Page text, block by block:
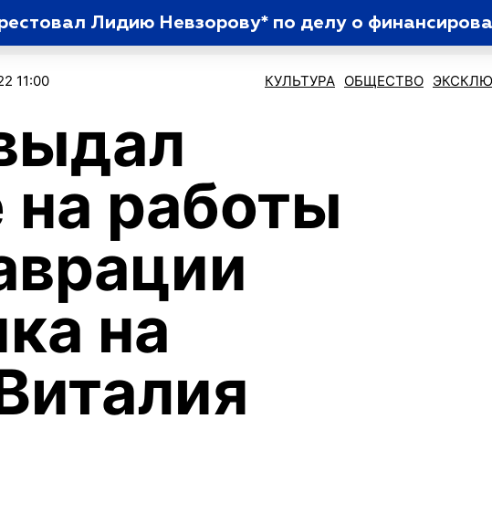
Лидию Невзорову* по делу о
11:00 КУЛЬТУРА ОБЩЕСТВО
на работы
на